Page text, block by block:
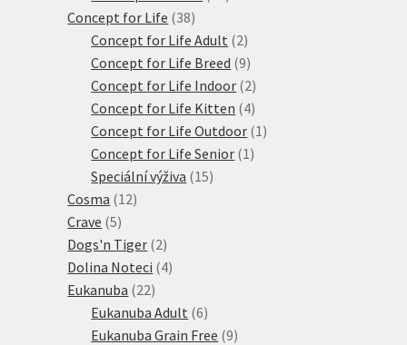
Concept for Life 3838
produktů
Concept for Life Adult 22
produkty
Concept for Life Breed 99
produktů
Concept for Life Indoor 22
produkty
Concept for Life Kitten 44
produkty
Concept for Life Outdoor 1 1
Concept for Life Senior 1 1
Speciální výživa 1515
Cosma 1212
Crave 55
produktů
Dogs'n Tiger 22
produkty
Dolina Noteci 44
Eukanuba 2222
produktů
Eukanuba Adult 66
produktů
Eukanuba Grain Free 99